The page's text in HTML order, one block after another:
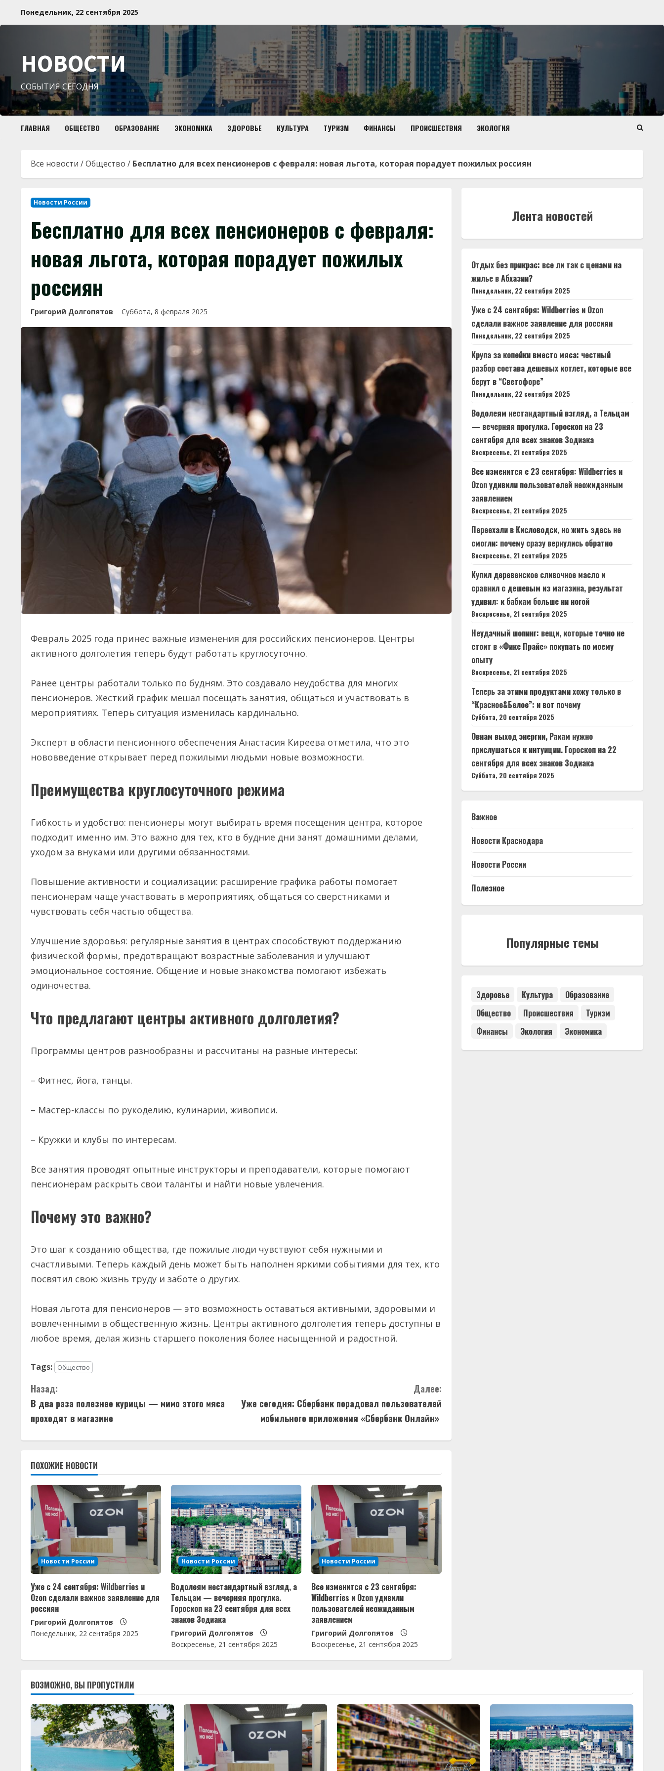
Понедельник, 22 сентября 2025
НОВОСТИ
СОБЫТИЯ СЕГОДНЯ
ГЛАВНАЯ ОБЩЕСТВО ОБРАЗОВАНИЕ ЭКОНОМИКА ЗДОРОВЬЕ КУЛЬТУРА ТУРИЗМ ФИНАНСЫ ПРОИСШЕСТВИЯ ЭКОЛОГИЯ
Все новости /Общество / Бесплатно для всех пенсионеров с февраля: новая льгота, которая порадует пожилых россиян
Новости России
Бесплатно для всех пенсионеров с февраля:
новая льгота, которая порадует пожилых
россиян
Григорий Долгопятов Суббота, 8 февраля 2025
Февраль 2025 года принес важные изменения для российских пенсионеров. Центры
активного долголетия теперь будут работать круглосуточно.
Ранее центры работали только по будням. Это создавало неудобства для многих
пенсионеров. Жесткий график мешал посещать занятия, общаться и участвовать в
мероприятиях. Теперь ситуация изменилась кардинально.
Эксперт в области пенсионного обеспечения Анастасия Киреева отметила, что это
нововведение открывает перед пожилыми людьми новые возможности.
Преимущества круглосуточного режима
Гибкость и удобство: пенсионеры могут выбирать время посещения центра, которое
подходит именно им. Это важно для тех, кто в будние дни занят домашними делами,
уходом за внуками или другими обязанностями.
Повышение активности и социализации: расширение графика работы помогает
пенсионерам чаще участвовать в мероприятиях, общаться со сверстниками и
чувствовать себя частью общества.
Улучшение здоровья: регулярные занятия в центрах способствуют поддержанию
физической формы, предотвращают возрастные заболевания и улучшают
эмоциональное состояние. Общение и новые знакомства помогают избежать
одиночества.
Что предлагают центры активного долголетия?
Программы центров разнообразны и рассчитаны на разные интересы:
– Фитнес, йога, танцы.
– Мастер-классы по рукоделию, кулинарии, живописи.
– Кружки и клубы по интересам.
Все занятия проводят опытные инструкторы и преподаватели, которые помогают
пенсионерам раскрыть свои таланты и найти новые увлечения.
Почему это важно?
Это шаг к созданию общества, где пожилые люди чувствуют себя нужными и
счастливыми. Теперь каждый день может быть наполнен яркими событиями для тех, кто
посвятил свою жизнь труду и заботе о других.
Новая льгота для пенсионеров — это возможность оставаться активными, здоровыми и
вовлеченными в общественную жизнь. Центры активного долголетия теперь доступны в
любое время, делая жизнь старшего поколения более насыщенной и радостной.
Tags: Общество
П
р
о
л
ж
и
т
ь
ч
т
е
н
и
е
Назад:
В два раза полезнее курицы — мимо этого мяса
проходят в магазине
Далее:
Уже сегодня: Сбербанк порадовал пользователей
мобильного приложения «Сбербанк Онлайн»
ПОХОЖИЕ НОВОСТИ
Новости России
Уже с 24 сентября: Wildberries и
Ozon сделали важное заявление для
россиян
Григорий Долгопятов
Понедельник, 22 сентября 2025
Новости России
Водолеям нестандартный взгляд, а
Тельцам — вечерняя прогулка.
Гороскоп на 23 сентября для всех
знаков Зодиака
Григорий Долгопятов
Воскресенье, 21 сентября 2025
Новости России
Все изменится с 23 сентября:
Wildberries и Ozon удивили
пользователей неожиданным
заявлением
Григорий Долгопятов
Воскресенье, 21 сентября 2025
Лента новостей
Отдых без прикрас: все ли так с ценами на
жилье в Абхазии?
Понедельник, 22 сентября 2025
Уже с 24 сентября: Wildberries и Ozon
сделали важное заявление для россиян
Понедельник, 22 сентября 2025
Крупа за копейки вместо мяса: честный
разбор состава дешевых котлет, которые все
берут в “Светофоре”
Понедельник, 22 сентября 2025
Водолеям нестандартный взгляд, а Тельцам
— вечерняя прогулка. Гороскоп на 23
сентября для всех знаков Зодиака
Воскресенье, 21 сентября 2025
Все изменится с 23 сентября: Wildberries и
Ozon удивили пользователей неожиданным
заявлением
Воскресенье, 21 сентября 2025
Переехали в Кисловодск, но жить здесь не
смогли: почему сразу вернулись обратно
Воскресенье, 21 сентября 2025
Купил деревенское сливочное масло и
сравнил с дешевым из магазина, результат
удивил: к бабкам больше ни ногой
Воскресенье, 21 сентября 2025
Неудачный шопинг: вещи, которые точно не
стоит в «Фикс Прайс» покупать по моему
опыту
Воскресенье, 21 сентября 2025
Теперь за этими продуктами хожу только в
“Красное&Белое”: и вот почему
Суббота, 20 сентября 2025
Овнам выход энергии, Ракам нужно
прислушаться к интуиции. Гороскоп на 22
сентября для всех знаков Зодиака
Суббота, 20 сентября 2025
Важное
Новости Краснодара
Новости России
Полезное
Популярные темы
Здоровье Культура
Образование
Общество
Происшествия
Туризм
Финансы
Экология Экономика
ВОЗМОЖНО, ВЫ ПРОПУСТИЛИ